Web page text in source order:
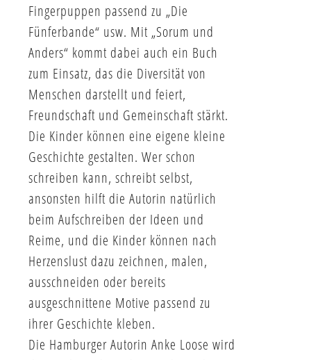
Fingerpuppen passend zu „Die
Fünferbande“ usw. Mit „Sorum und
Anders“ kommt dabei auch ein Buch
zum Einsatz, das die Diversität von
Menschen darstellt und feiert,
Freundschaft und Gemeinschaft stärkt.
Die Kinder können eine eigene kleine
Geschichte gestalten. Wer schon
schreiben kann, schreibt selbst,
ansonsten hilft die Autorin natürlich
beim Aufschreiben der Ideen und
Reime, und die Kinder können nach
Herzenslust dazu zeichnen, malen,
ausschneiden oder bereits
ausgeschnittene Motive passend zu
ihrer Geschichte kleben.
Die Hamburger Autorin Anke Loose wird